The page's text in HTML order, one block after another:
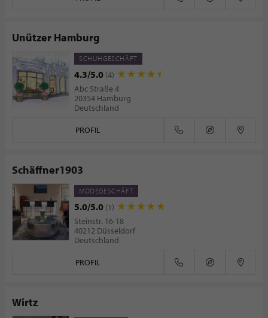
Unützer Hamburg
SCHUHGESCHÄFT
4.3/5.0 (4)
Abc Straße 4
20354 Hamburg
Deutschland
PROFIL
Schäffner1903
MODEGESCHÄFT
5.0/5.0 (1)
Steinstr. 16-18
40212 Düsseldorf
Deutschland
PROFIL
Wirtz